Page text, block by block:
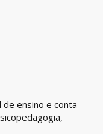
ensino e conta